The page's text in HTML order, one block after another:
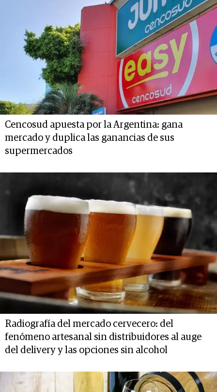
Cencosud apuesta por la Argentina: gana
mercado y duplica las ganancias de sus
supermercados
Radiografía del mercado cervecero: del
fenómeno artesanal sin distribuidores al auge
del delivery y las opciones sin alcohol